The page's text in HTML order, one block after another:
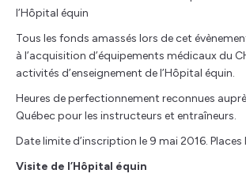
l’Hôpital équin
Tous les fonds amassés lors de cet
à l’acquisition d’équipements médicaux du
activités d’enseignement de l’Hôpital équin.
Heures de perfectionnement reconnues
Québec pour les instructeurs et entraîneurs.
Date limite d’inscription le 9 mai 2016. Places
Visite de l’Hôpital équin